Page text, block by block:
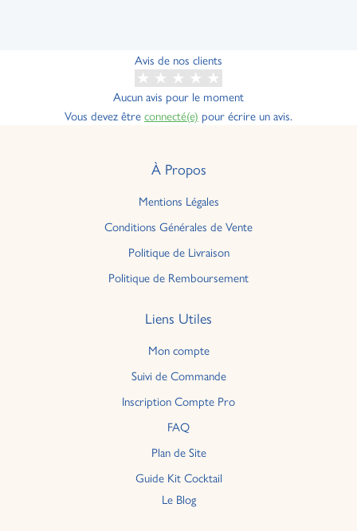
Avis de nos clients
Aucun avis pour le moment
Vous devez êtreconnecté(e) pour écrire un avis.
À Propos
Mentions Légales
Conditions Générales de Vente
Politique de Livraison
Politique de Remboursement
Liens Utiles
Mon compte
Suivi de Commande
Inscription Compte Pro
FAQ
Plan de Site
Guide Kit Cocktail
Le Blog